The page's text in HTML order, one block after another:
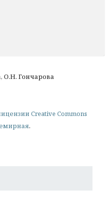
О.Н. Гончарова
Creative Commons
.